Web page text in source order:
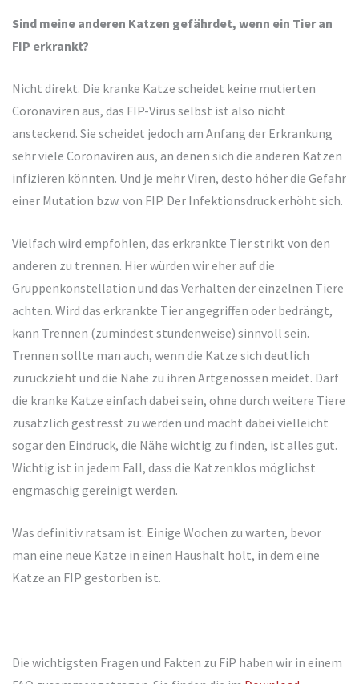
Sind meine anderen Katzen gefährdet, wenn ein Tier an
FIP erkrankt?
Nicht direkt. Die kranke Katze scheidet keine mutierten
Coronaviren aus, das FIP-Virus selbst ist also nicht
ansteckend. Sie scheidet jedoch am Anfang der Erkrankung
sehr viele Coronaviren aus, an denen sich die anderen Katzen
infizieren könnten. Und je mehr Viren, desto höher die Gefahr
einer Mutation bzw. von FIP. Der Infektionsdruck erhöht sich.
Vielfach wird empfohlen, das erkrankte Tier strikt von den
anderen zu trennen. Hier würden wir eher auf die
Gruppenkonstellation und das Verhalten der einzelnen Tiere
achten. Wird das erkrankte Tier angegriffen oder bedrängt,
kann Trennen (zumindest stundenweise) sinnvoll sein.
Trennen sollte man auch, wenn die Katze sich deutlich
zurückzieht und die Nähe zu ihren Artgenossen meidet. Darf
die kranke Katze einfach dabei sein, ohne durch weitere Tiere
zusätzlich gestresst zu werden und macht dabei vielleicht
sogar den Eindruck, die Nähe wichtig zu finden, ist alles gut.
Wichtig ist in jedem Fall, dass die Katzenklos möglichst
engmaschig gereinigt werden.
Was definitiv ratsam ist: Einige Wochen zu warten, bevor
man eine neue Katze in einen Haushalt holt, in dem eine
Katze an FIP gestorben ist.
Die wichtigsten Fragen und Fakten zu FiP haben wir in einem